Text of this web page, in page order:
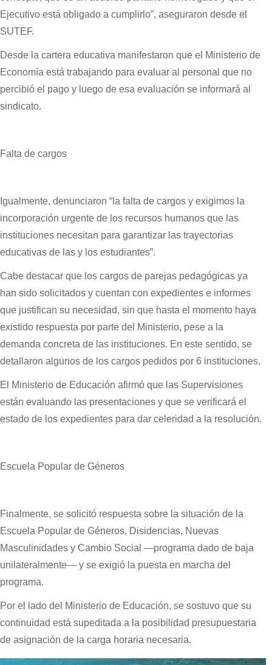
Ejecutivo está obligado a cumplirlo”, aseguraron desde el
SUTEF.
Desde la cartera educativa manifestaron que el Ministerio de
Economía está trabajando para evaluar al personal que no
percibió el pago y luego de esa evaluación se informará al
sindicato.
Falta de cargos
Igualmente, denunciaron “la falta de cargos y exigimos la
incorporación urgente de los recursos humanos que las
instituciones necesitan para garantizar las trayectorias
educativas de las y los estudiantes”.
Cabe destacar que los cargos de parejas pedagógicas ya
han sido solicitados y cuentan con expedientes e informes
que justifican su necesidad, sin que hasta el momento haya
existido respuesta por parte del Ministerio, pese a la
demanda concreta de las instituciones. En este sentido, se
detallaron algunos de los cargos pedidos por 6 instituciones.
El Ministerio de Educación afirmó que las Supervisiones
están evaluando las presentaciones y que se verificará el
estado de los expedientes para dar celeridad a la resolución.
Escuela Popular de Géneros
Finalmente, se solicitó respuesta sobre la situación de la
Escuela Popular de Géneros, Disidencias, Nuevas
Masculinidades y Cambio Social —programa dado de baja
unilateralmente— y se exigió la puesta en marcha del
programa.
Por el lado del Ministerio de Educación, se sostuvo que su
continuidad está supeditada a la posibilidad presupuestaria
de asignación de la carga horaria necesaria.